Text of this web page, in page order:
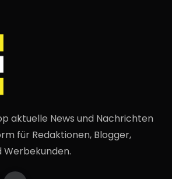
aktuelle News und Nachrichten
für Redaktionen, Blogger,